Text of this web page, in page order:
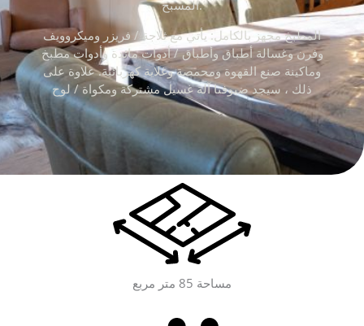
المسبح.
المطبخ مجهز بالكامل: يأتي مع ثلاجة / فريزر وميكروويف
وفرن وغسالة أطباق وأطباق / أدوات مائدة وأدوات مطبخ
وماكينة صنع القهوة ومحمصة وغلاية كهربائية. علاوة على
ذلك ، سيجد ضيوفنا آلة غسيل مشتركة ومكواة / لوح
مساحة 85 متر مربع